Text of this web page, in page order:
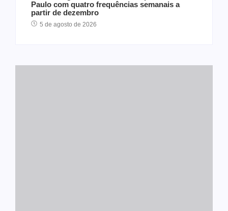
Paulo com quatro frequências semanais a
partir de dezembro
5 de agosto de 2026